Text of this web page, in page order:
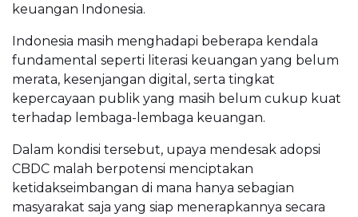
keuangan Indonesia.
Indonesia masih menghadapi beberapa kendala
fundamental seperti literasi keuangan yang belum
merata, kesenjangan digital, serta tingkat
kepercayaan publik yang masih belum cukup kuat
terhadap lembaga-lembaga keuangan.
Dalam kondisi tersebut, upaya mendesak adopsi
CBDC malah berpotensi menciptakan
ketidakseimbangan di mana hanya sebagian
masyarakat saja yang siap menerapkannya secara